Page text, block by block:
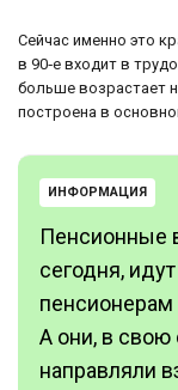
Сейчас именно это
в 90‑е входит в
больше возрастает
построена в
ИНФОРМАЦИЯ
Пенсионные
сегодня,
А они, в свою
направляли